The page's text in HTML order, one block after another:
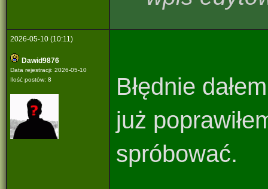
2026-05-10 (10:11)
Dawid9876
Data rejestracji: 2026-05-10
Ilość postów: 8
Błędnie
już
spróbować.